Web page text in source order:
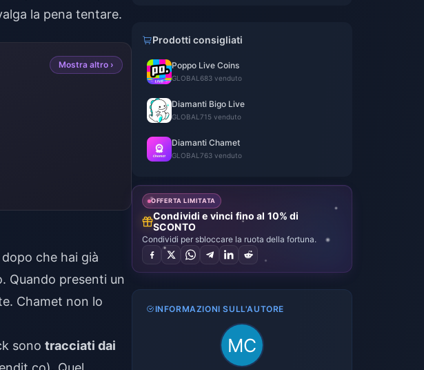
la pena tentare.
Mostra altro ›
che hai già
Quando presenti un
Chamet non lo
sono tracciati dai
Prodotti consigliati
Poppo Live Coins
GLOBAL 683 venduto
Diamanti Bigo Live
GLOBAL 715 venduto
Diamanti Chamet
GLOBAL 763 venduto
OFFERTA LIMITATA
Condividi e vinci fino al 10% di
SCONTO
Condividi per sbloccare la ruota della fortuna.
INFORMAZIONI SULL'AUTORE